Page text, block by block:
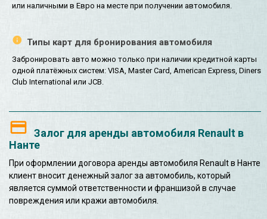
или наличными в Евро на месте при получении автомобиля.
Типы карт для бронирования автомобиля
Забронировать авто можно только при наличии кредитной карты
одной платёжных систем: VISA, Master Card, American Express, Diners
Club International или JCB.
Залог для аренды автомобиля Renault в
Нанте
При оформлении договора аренды автомобиля Renault в Нанте
клиент вносит денежный залог за автомобиль, который
является суммой ответственности и франшизой в случае
повреждения или кражи автомобиля.